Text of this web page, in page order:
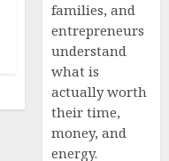
families, and
entrepreneurs
understand
what is
actually worth
their time,
money, and
energy.